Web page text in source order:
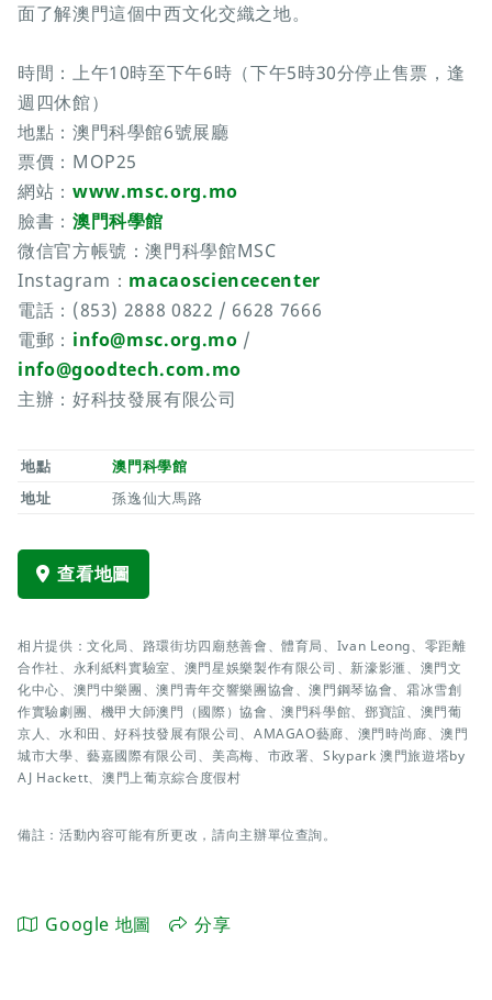
面了解澳門這個中西文化交織之地。
時間：上午10時至下午6時（下午5時30分停止售票，逢
週四休館）
地點：澳門科學館6號展廳
票價：MOP25
網站： www.msc.org.mo
臉書： 澳門科學館
微信官方帳號：澳門科學館MSC
Instagram： macaosciencecenter
電話：(853) 2888 0822 / 6628 7666
電郵： info@msc.org.mo /
info@goodtech.com.mo
主辦：好科技發展有限公司
地點
澳門科學館
地址
孫逸仙大馬路
查看地圖
相片提供：文化局、路環街坊四廟慈善會、體育局、Ivan Leong、零距離
合作社、永利紙料實驗室、澳門星娛樂製作有限公司、新濠影滙、澳門文
化中心、澳門中樂團、澳門青年交響樂團協會、澳門鋼琴協會、霜冰雪創
作實驗劇團、機甲大師澳門（國際）協會、澳門科學館、鄧寶誼、澳門葡
京人、水和田、好科技發展有限公司、AMAGAO藝廊、澳門時尚廊、澳門
城市大學、藝嘉國際有限公司、美高梅、市政署、Skypark 澳門旅遊塔by
AJ Hackett、澳門上葡京綜合度假村
備註：活動內容可能有所更改，請向主辦單位查詢。
Google 地圖 分享